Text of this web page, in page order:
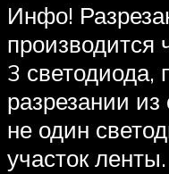
Инфо!
производится
3 светодиода,
разрезании
не один
участок ленты.